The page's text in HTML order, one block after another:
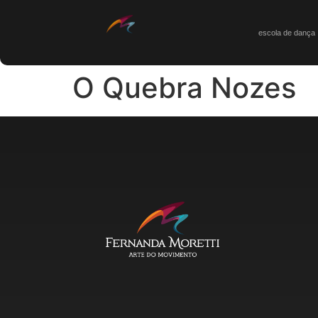
escola de dança
O Quebra Nozes